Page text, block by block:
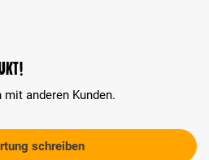
anderen Kunden.
schreiben